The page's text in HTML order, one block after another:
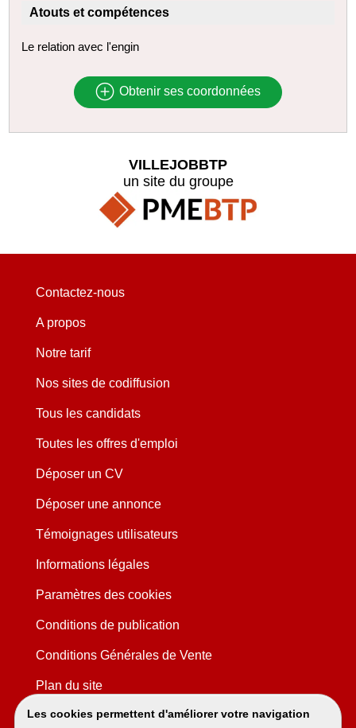
Atouts et compétences
Le relation avec l'engin
Obtenir ses coordonnées
Les cookies permettent d'améliorer votre navigation
VILLEJOBBTP
un site du groupe
Contactez-nous
A propos
Notre tarif
Nos sites de codiffusion
Tous les candidats
Toutes les offres d'emploi
Déposer un CV
Déposer une annonce
Témoignages utilisateurs
Informations légales
Paramètres des cookies
Conditions de publication
Conditions Générales de Vente
Plan du site